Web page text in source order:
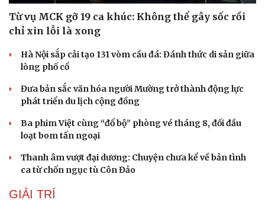
Từ vụ MCK gỡ 19 ca khúc: Không thể gây sốc rồi
chỉ xin lỗi là xong
Hà Nội sắp cải tạo 131 vòm cầu đá: Đánh thức di sản giữa
lòng phố cổ
Đưa bản sắc văn hóa người Mường trở thành động lực
phát triển du lịch cộng đồng
Ba phim Việt cùng “đổ bộ” phòng vé tháng 8, đối đầu
loạt bom tấn ngoại
Thanh âm vượt đại dương: Chuyện chưa kể về bản tình
ca từ chốn ngục tù Côn Đảo
GIẢI TRÍ